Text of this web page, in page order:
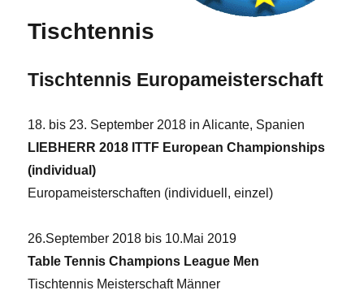
Tischtennis
Tischtennis Europameisterschaft
18. bis 23. September 2018 in Alicante, Spanien
LIEBHERR 2018 ITTF European Championships
(individual)
Europameisterschaften (individuell, einzel)
26.September 2018 bis 10.Mai 2019
Table Tennis Champions League Men
Tischtennis Meisterschaft Männer